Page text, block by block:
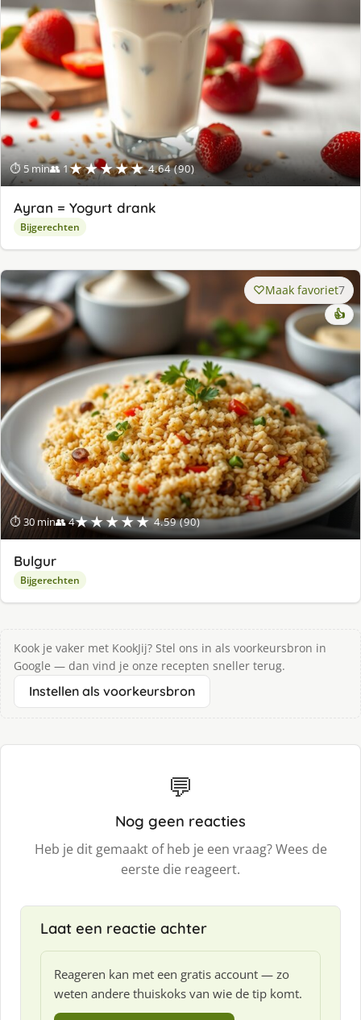
⏱ 5 min👥 1★★★★★ 4.64 (90)
Ayran = Yogurt drank
Bijgerechten
⏱ 30 min👥 4★★★★★ 4.59 (90)
Maak favoriet7
👍
Bulgur
Bijgerechten
Kook je vaker met KookJij? Stel ons in als voorkeursbron in
Google — dan vind je onze recepten sneller terug.
Instellen als voorkeursbron
💬
Nog geen reacties
Heb je dit gemaakt of heb je een vraag? Wees de
eerste die reageert.
Laat een reactie achter
Reageren kan met een gratis account — zo
weten andere thuiskoks van wie de tip komt.